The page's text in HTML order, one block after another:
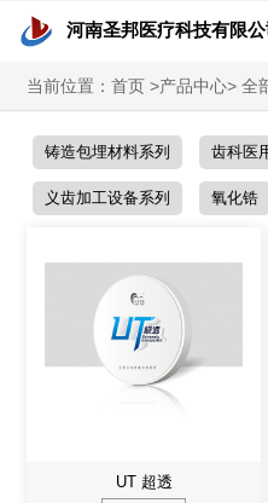
河南圣邦医疗科技有限公
当前位置：首页 >产品中心> 全
铸造包埋材料系列 齿科医
义齿加工设备系列 氧化锆
UT 超透